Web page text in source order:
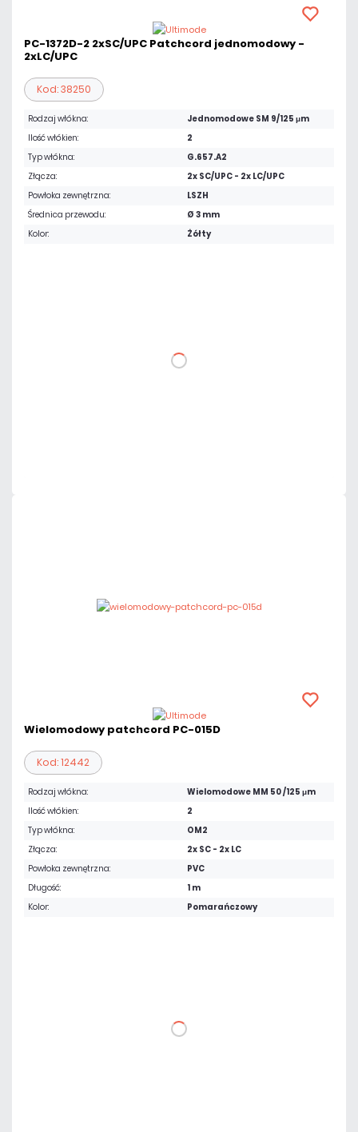
PC-1372D-2 2xSC/UPC Patchcord jednomodowy -
2xLC/UPC
Kod: 38250
Rodzaj włókna:
Jednomodowe SM 9/125 μm
Ilość włókien:
2
Typ włókna:
G.657.A2
Złącza:
2x SC/UPC - 2x LC/UPC
Powłoka zewnętrzna:
LSZH
Średnica przewodu:
Ø 3 mm
Kolor:
Żółty
DO KOSZYKA
Wielomodowy patchcord PC-015D
Kod: 12442
Rodzaj włókna:
Wielomodowe MM 50 /125 μm
Ilość włókien:
2
Typ włókna:
OM2
Złącza:
2x SC - 2x LC
Powłoka zewnętrzna:
PVC
Długość:
1 m
Kolor:
Pomarańczowy